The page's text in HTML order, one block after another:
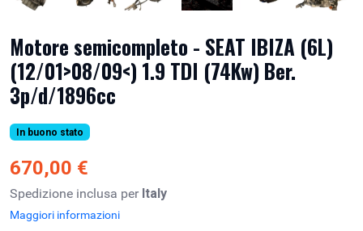
Motore semicompleto - SEAT IBIZA (6L)
(12/01>08/09<) 1.9 TDI (74Kw) Ber.
3p/d/1896cc
In buono stato
670,00 €
Spedizione inclusa per Italy
Maggiori informazioni